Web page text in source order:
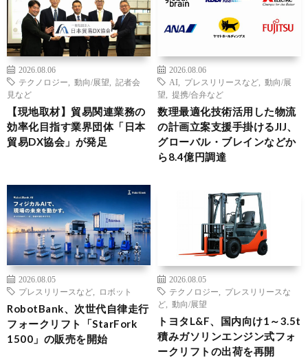
2026.08.06
テクノロジー
動向/展望
記者会
見など
【現地取材】貿易関連業務の
効率化目指す業界団体「日本
貿易DX協会」が発足
2026.08.06
AI
プレスリリースなど
動向/展
望
提携/合弁など
数理最適化技術活用した物流
の計画立案支援手掛けるJIJ、
グローバル・ブレインなどか
ら8.4億円調達
2026.08.05
プレスリリースなど
ロボット
RobotBank、次世代自律走行
フォークリフト「StarFork
1500」の販売を開始
2026.08.05
テクノロジー
プレスリリースな
ど
動向/展望
トヨタL&F、国内向け1～3.5t
積みガソリンエンジン式フォ
ークリフトの出荷を再開